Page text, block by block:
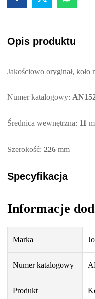
Opis produktu
Jakościowo oryginał, koło
Numer katalogowy:
Średnica wewnętrzna: 11
Szerokość: 226 mm
Specyfikacja
Informacje
Marka
Numer katalogowy
Produkt